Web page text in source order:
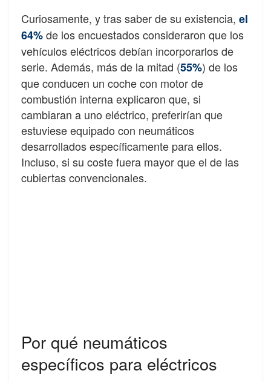
Curiosamente, y tras saber de su existencia, el
64%de los encuestados consideraron que los
vehículos eléctricos debían incorporarlos de
serie. Además, más de la mitad (55%) de los
que conducen un coche con motor de
combustión interna explicaron que, si
cambiaran a uno eléctrico, preferirían que
estuviese equipado con neumáticos
desarrollados específicamente para ellos.
Incluso, si su coste fuera mayor que el de las
cubiertas convencionales.
Por qué neumáticos
específicos para eléctricos